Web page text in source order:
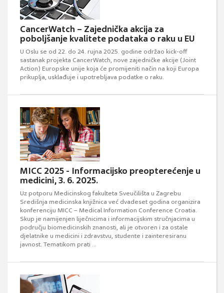
CancerWatch – Zajednička akcija za
poboljšanje kvalitete podataka o raku u EU
U Oslu se od 22. do 24. rujna 2025. godine održao kick-off
sastanak projekta CancerWatch, nove zajedničke akcije (Joint
Action) Europske unije koja će promijeniti način na koji Europa
prikuplja, usklađuje i upotrebljava podatke o raku.
MICC 2025 - Informacijsko preopterećenje u
medicini, 3. 6. 2025.
Uz potporu Medicinskog fakulteta Sveučilišta u Zagrebu
Središnja medicinska knjižnica već dvadeset godina organizira
konferenciju MICC – Medical Information Conference Croatia.
Skup je namijenjen liječnicima i informacijskim stručnjacima u
području biomedicinskih znanosti, ali je otvoren i za ostale
djelatnike u medicini i zdravstvu, studente i zainteresiranu
javnost. Tematikom prati ...